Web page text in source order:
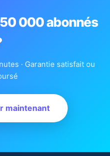
000 abonnés
· Garantie satisfait ou
maintenant